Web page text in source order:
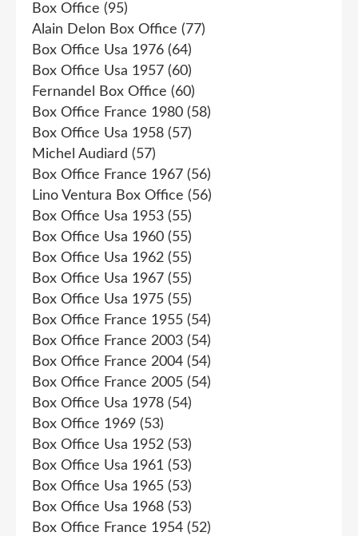
Box Office (95)
Alain Delon Box Office (77)
Box Office Usa 1976 (64)
Box Office Usa 1957 (60)
Fernandel Box Office (60)
Box Office France 1980 (58)
Box Office Usa 1958 (57)
Michel Audiard (57)
Box Office France 1967 (56)
Lino Ventura Box Office (56)
Box Office Usa 1953 (55)
Box Office Usa 1960 (55)
Box Office Usa 1962 (55)
Box Office Usa 1967 (55)
Box Office Usa 1975 (55)
Box Office France 1955 (54)
Box Office France 2003 (54)
Box Office France 2004 (54)
Box Office France 2005 (54)
Box Office Usa 1978 (54)
Box Office 1969 (53)
Box Office Usa 1952 (53)
Box Office Usa 1961 (53)
Box Office Usa 1965 (53)
Box Office Usa 1968 (53)
Box Office France 1954 (52)